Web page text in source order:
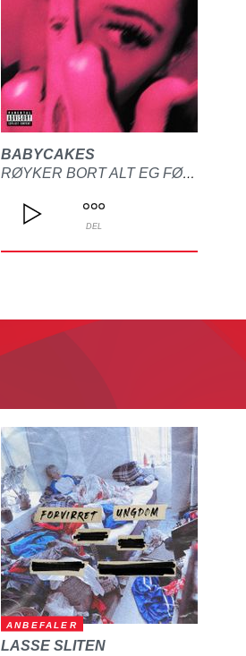
BABYCAKES
RØYKER BORT ALT EG FØLER PÅ (MITT SKIP ER LASTET MED FOR MYE)
DEL
ANBEFALER
LASSE SLITEN